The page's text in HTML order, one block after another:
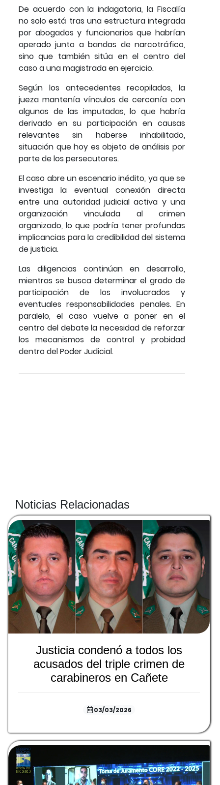
De acuerdo con la indagatoria, la Fiscalía
no solo está tras una estructura integrada
por abogados y funcionarios que habrían
operado junto a bandas de narcotráfico,
sino que también sitúa en el centro del
caso a una magistrada en ejercicio.
Según los antecedentes recopilados, la
jueza mantenía vínculos de cercanía con
algunas de las imputadas, lo que habría
derivado en su participación en causas
relevantes sin haberse inhabilitado,
situación que hoy es objeto de análisis por
parte de los persecutores.
El caso abre un escenario inédito, ya que se
investiga la eventual conexión directa
entre una autoridad judicial activa y una
organización vinculada al crimen
organizado, lo que podría tener profundas
implicancias para la credibilidad del sistema
de justicia.
Las diligencias continúan en desarrollo,
mientras se busca determinar el grado de
participación de los involucrados y
eventuales responsabilidades penales. En
paralelo, el caso vuelve a poner en el
centro del debate la necesidad de reforzar
los mecanismos de control y probidad
dentro del Poder Judicial.
Noticias Relacionadas
Justicia condenó a todos los
acusados del triple crimen de
carabineros en Cañete
03/03/2026